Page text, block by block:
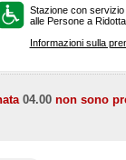
Stazione con
alle Persone a
Informazioni sulla
04.00 non sono